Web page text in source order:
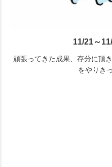
11/21～
頑張ってきた成果、存分に頂
をやりき